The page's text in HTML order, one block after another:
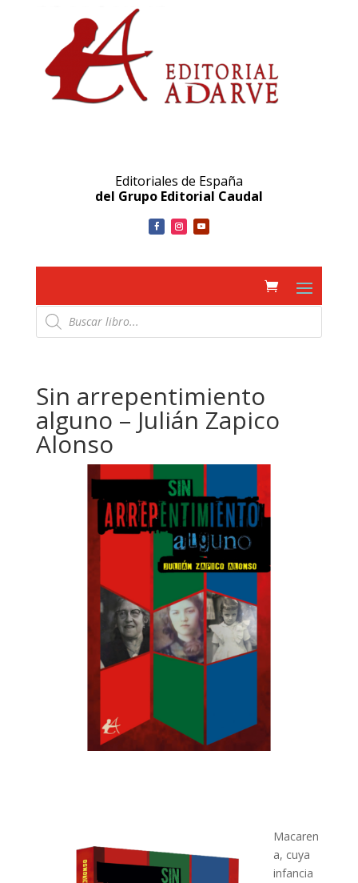
Editoriales de España
del Grupo Editorial Caudal
Búsqueda
de
productos
Sin arrepentimiento
alguno – Julián Zapico
Alonso
Macaren
a, cuya
infancia